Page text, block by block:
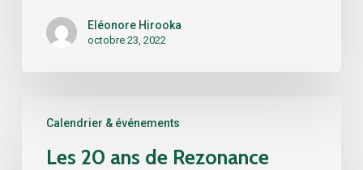
gardiens
Eléonore Hirooka
octobre 23, 2022
Calendrier & événements
Les 20 ans de Rezonance